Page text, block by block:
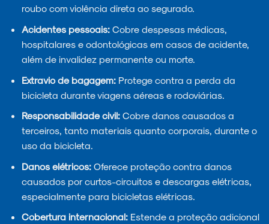
roubo com violência direta ao segurado.
Acidentes pessoais:Cobre despesas médicas,
hospitalares e odontológicas em casos de acidente,
além de invalidez permanente ou morte.
Extravio de bagagem:Protege contra a perda da
bicicleta durante viagens aéreas e rodoviárias.
Responsabilidade civil:Cobre danos causados a
terceiros, tanto materiais quanto corporais, durante o
uso da bicicleta.
Danos elétricos:Oferece proteção contra danos
causados por curtos-circuitos e descargas elétricas,
especialmente para bicicletas elétricas.
Cobertura internacional:Estende a proteção adicional